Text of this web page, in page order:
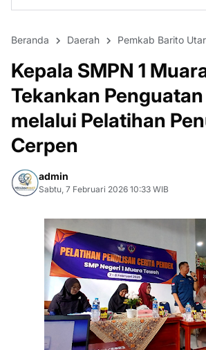
Beranda Daerah Pemkab Barito
Kepala SMPN 1
Tekankan
melalui Pelatihan
Cerpen
admin
Sabtu, 7 Februari 2026 10:33 WIB